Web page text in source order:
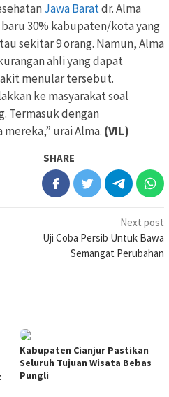
Jawa Baratdr. Alma
30% kabupaten/kota yang
sekitar 9 orang. Namun, Alma
ahli yang dapat
menular tersebut.
ke masyarakat soal
Termasuk dengan
urai Alma. (VIL)
SHARE
Next post
Uji Coba Persib Untuk Bawa
Semangat Perubahan
Kabupaten Cianjur Pastikan
Seluruh Tujuan Wisata Bebas
Pungli